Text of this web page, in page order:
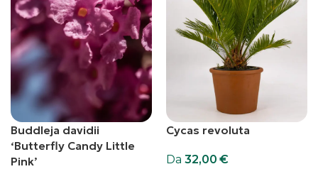
Buddleja davidii
‘Butterfly Candy Little
Pink’
Cycas revoluta
Da 32,00 €